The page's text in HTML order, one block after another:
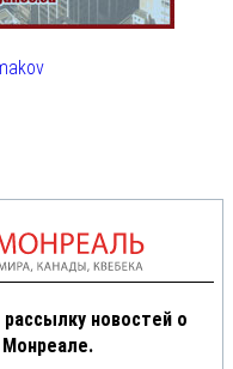
новостей о